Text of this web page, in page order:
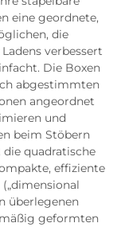
eine geordnete,
die
verbessert
Die Boxen
abgestimmten
angeordnet
und
beim Stöbern
quadratische
effiziente
überlegenen
geformten